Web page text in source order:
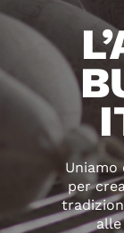
Uniamo
per
alle